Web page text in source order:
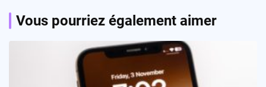
Vous pourriez également aimer